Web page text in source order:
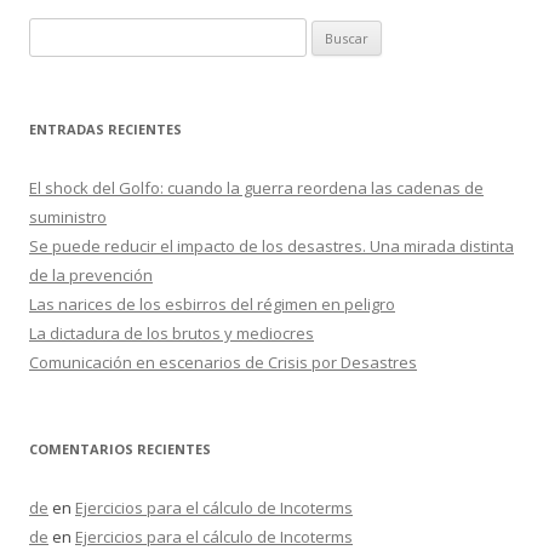
u
c
r
ENTRADAS RECIENTES
El shock del Golfo: cuando la guerra reordena las cadenas de
suministro
Se puede reducir el impacto de los desastres. Una mirada distinta
de la prevención
Las narices de los esbirros del régimen en peligro
La dictadura de los brutos y mediocres
Comunicación en escenarios de Crisis por Desastres
COMENTARIOS RECIENTES
de en Ejercicios para el cálculo de Incoterms
de en Ejercicios para el cálculo de Incoterms